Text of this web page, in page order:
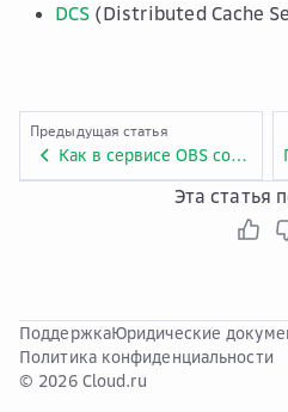
DCS (Distributed Cache
Предыдущая статья
Как в сервисе OBS сохранить Checkpoints для пользовательского задания Flink?
Эта статья
ПоддержкаЮридические
Политика конфиденциальности
© 2026 Cloud.ru